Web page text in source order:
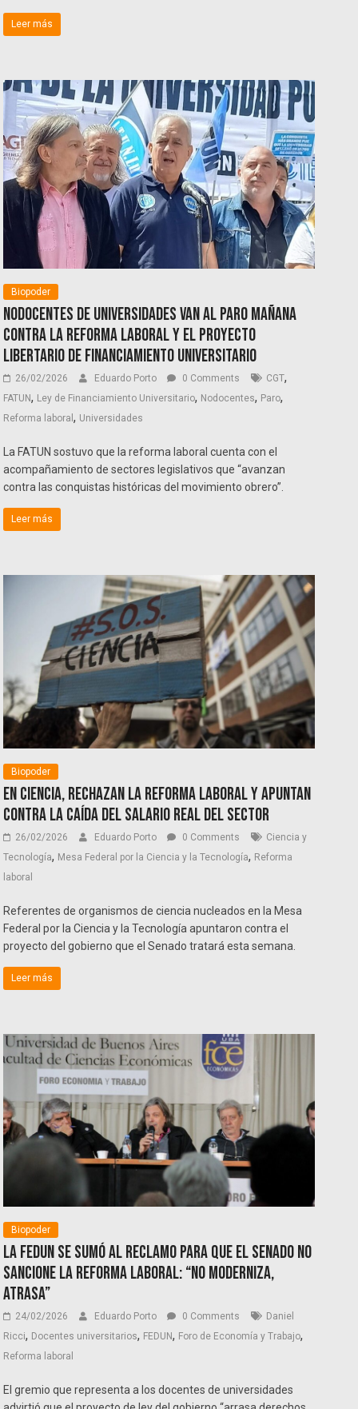
Leer más
Biopoder
NODOCENTES de universidades van al paro mañana
contra la reforma laboral y el proyecto
libertario de financiamiento universitario
26/02/2026 Eduardo Porto 0 Comments CGT,
FATUN, Ley de Financiamiento Universitario, Nodocentes, Paro,
Reforma laboral, Universidades
La FATUN sostuvo que la reforma laboral cuenta con el
acompañamiento de sectores legislativos que “avanzan
contra las conquistas históricas del movimiento obrero”.
Leer más
Biopoder
En ciencia, rechazan la reforma laboral y apuntan
contra la caída del salario real del sector
26/02/2026 Eduardo Porto 0 Comments
Ciencia y
Tecnología, Mesa Federal por la Ciencia y la Tecnología, Reforma
laboral
Referentes de organismos de ciencia nucleados en la Mesa
Federal por la Ciencia y la Tecnología apuntaron contra el
proyecto del gobierno que el Senado tratará esta semana.
Leer más
Biopoder
La FEDUN se sumó al reclamo para que el Senado no
sancione la reforma laboral: “No moderniza,
atrasa”
24/02/2026 Eduardo Porto 0 Comments
Daniel
Ricci, Docentes universitarios, FEDUN, Foro de Economía y Trabajo,
Reforma laboral
El gremio que representa a los docentes de universidades